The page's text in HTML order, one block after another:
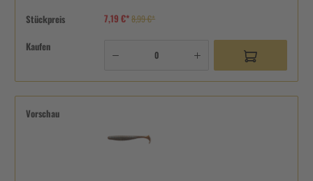
Stückpreis 7,19 €*8,99 €*
Kaufen
Vorschau